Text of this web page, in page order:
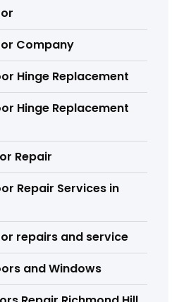
Company
Hinge Replacement
Hinge Replacement
Repair
Repair Services in
repairs and service
and Windows